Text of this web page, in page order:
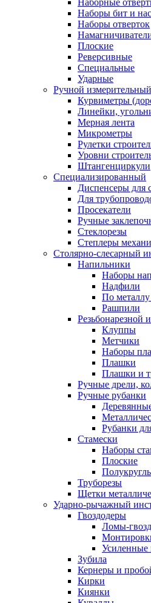
Наборные
Наборы бит и
Наборы отверток
Плоские
Реверсивные
Специальные
Ударные
Ручной
Курвиметры
Линейки,
Мерная лента
Микрометры
Рулетки
Уровни
Штангенциркули
Специализированный
Диспенсеры для
Для
Просекатели
Ручные
Стеклорезы
Степлеры
Столярно-слесарный
Напильники
Наборы
Надфили
По металлу
Рашпили
Резьбонарезной
Клуппы
Метчики
Наборы
Плашки
Плашки и
Ручные дрели,
Ручные рубанки
Рубанки
Стамески
Наборы
Плоские
Труборезы
Щетки
Ударно-рычажный
Гвоздодеры
Ломы-
Усиленные
Зубила
Кернеры и
Кирки
Киянки